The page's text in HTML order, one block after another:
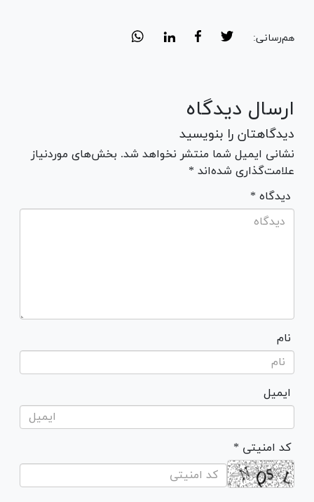
هم‌رسانی:
ارسال دیدگاه
دیدگاهتان را بنویسید
نشانی ایمیل شما منتشر نخواهد شد. بخش‌های موردنیاز
علامت‌گذاری شده‌اند *
* دیدگاه
نام
ایمیل
* کد امنیتی